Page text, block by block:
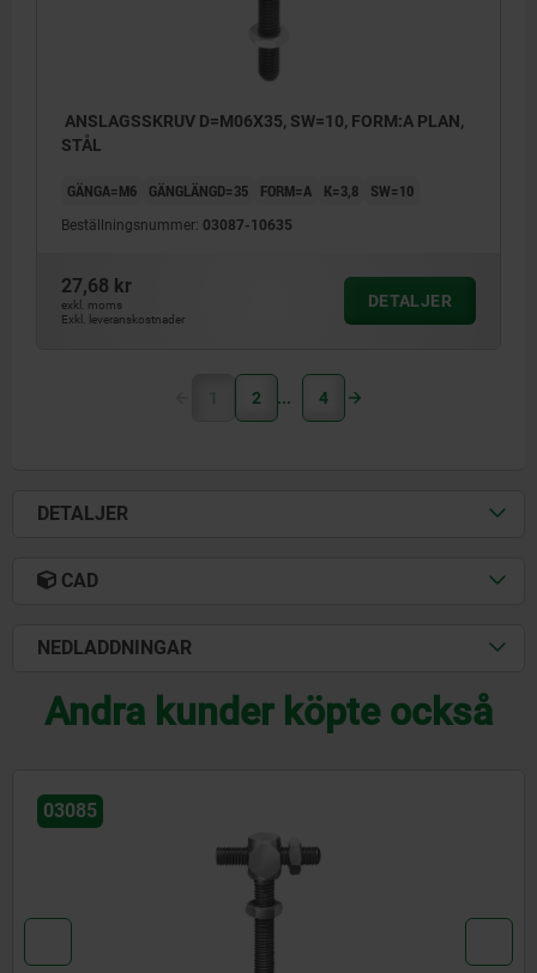
ANSLAGSSKRUV D=M06X35, SW=10, FORM:A PLAN,
STÅL
GÄNGA=M6 GÄNGLÄNGD=35 FORM=A K=3,8 SW=10
Beställningsnummer: 03087-10635
27,68 kr
exkl. moms
Exkl. leveranskostnader
DETALJER
1 2 4
DETALJER
CAD
NEDLADDNINGAR
Andra kunder köpte också